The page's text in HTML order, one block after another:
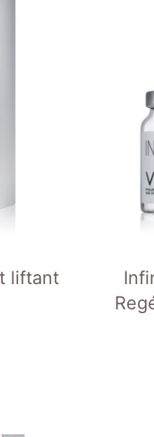
liftant